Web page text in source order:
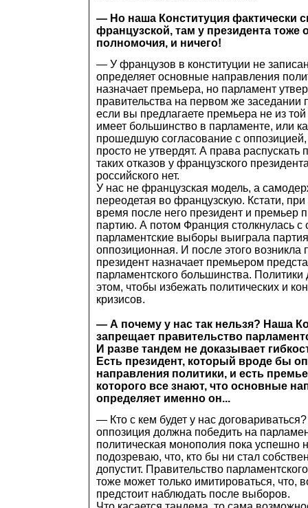
— Но наша Конституция фактически
французской, там у президента тоже
полномочия, и ничего!
— У французов в конституции не
определяет основные направления
назначает премьера, но парламент
правительства на первом же
если вы предлагаете премьера не из
имеет большинство в парламенте, или
прошедшую согласование с оппозицией,
просто не утвердят. А права распускать
таких отказов у французского
российского нет.
У нас не французская модель, а
переодетая во французскую. Кстати,
время после него президент и премьер
партию. А потом Франция столкнулась с
парламентские выборы выиграла
оппозиционная. И после этого возникла
президент назначает премьером
парламентского большинства. Политики
этом, чтобы избежать политических и
кризисов.
— А почему у нас так нельзя? Наша
запрещает правительство
И разве тандем не доказывает
Есть президент, который вроде бы
направления политики, и есть
которого все знают, что основные
определяет именно он...
— Кто с кем будет у нас
оппозиция должна победить на
политическая монополия пока успешно
подозреваю, что, кто бы ни стал
допустит. Правительство
тоже может только имитироваться, что,
предстоит наблюдать после выборов.